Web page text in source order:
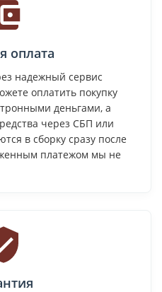
оплата
надежный сервис
оплатить покупку
деньгами, а
через СБП или
в сборку сразу после
платежом мы не